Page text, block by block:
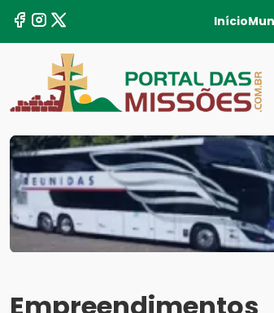
Início